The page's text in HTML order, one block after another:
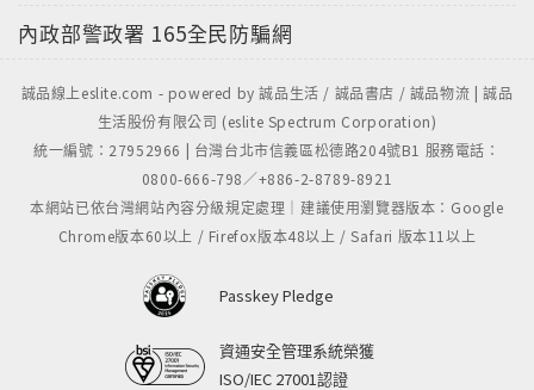
內政部警政署 165全民防騙網
誠品線上eslite.com - powered by 誠品生活 / 誠品書店 / 誠品物流 | 誠品
生活股份有限公司 (eslite Spectrum Corporation)
統一編號：27952966 | 台灣台北市信義區松德路204號B1 服務電話：
0800-666-798／+886-2-8789-8921
本網站已依台灣網站內容分級規定處理｜建議使用瀏覽器版本：Google
Chrome版本60以上 / Firefox版本48以上 / Safari 版本11以上
Passkey Pledge
資通安全管理系統榮獲
ISO/IEC 27001認證